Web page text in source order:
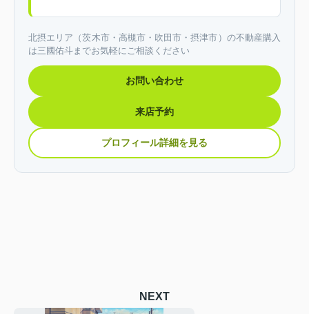
北摂エリア（茨木市・高槻市・吹田市・摂津市）の不動産購入
は三國佑斗までお気軽にご相談ください
お問い合わせ
来店予約
プロフィール詳細を見る
NEXT